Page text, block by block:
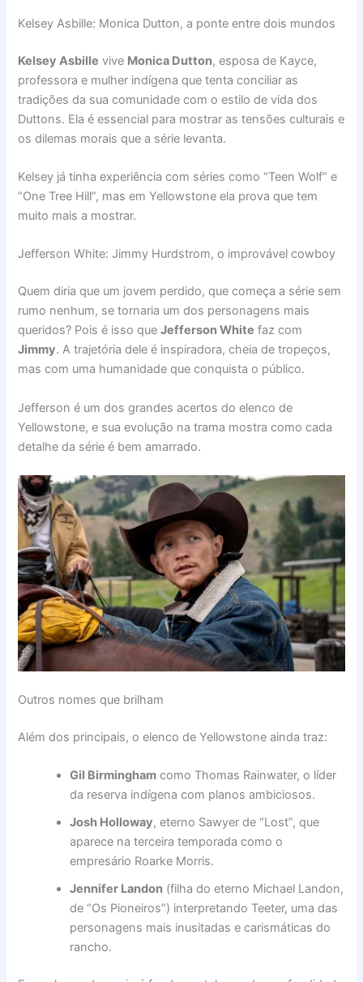
Kelsey Asbille: Monica Dutton, a ponte entre dois mundos
Kelsey Asbille vive Monica Dutton, esposa de Kayce,
professora e mulher indígena que tenta conciliar as
tradições da sua comunidade com o estilo de vida dos
Duttons. Ela é essencial para mostrar as tensões culturais e
os dilemas morais que a série levanta.
Kelsey já tinha experiência com séries como “Teen Wolf” e
“One Tree Hill”, mas em Yellowstone ela prova que tem
muito mais a mostrar.
Jefferson White: Jimmy Hurdstrom, o improvável cowboy
Quem diria que um jovem perdido, que começa a série sem
rumo nenhum, se tornaria um dos personagens mais
queridos? Pois é isso queJefferson White faz com
Jimmy. A trajetória dele é inspiradora, cheia de tropeços,
mas com uma humanidade que conquista o público.
Jefferson é um dos grandes acertos do elenco de
Yellowstone, e sua evolução na trama mostra como cada
detalhe da série é bem amarrado.
Outros nomes que brilham
Além dos principais, o elenco de Yellowstone ainda traz:
Gil Birmingham como Thomas Rainwater, o líder
da reserva indígena com planos ambiciosos.
Josh Holloway, eterno Sawyer de “Lost”, que
aparece na terceira temporada como o
empresário Roarke Morris.
Jennifer Landon (filha do eterno Michael Landon,
de “Os Pioneiros”) interpretando Teeter, uma das
personagens mais inusitadas e carismáticas do
rancho.